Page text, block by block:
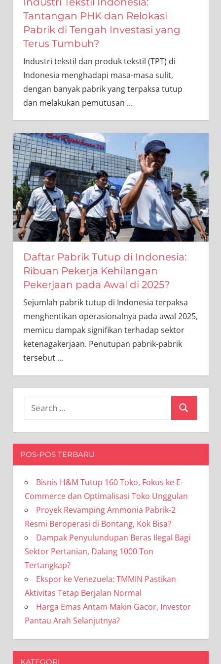
Tantangan PHK dan Relokasi
Pabrik di Tengah Investasi yang
Terus Tumbuh?
Industri tekstil dan produk tekstil (TPT) di
Indonesia menghadapi masa-masa sulit,
dengan banyak pabrik yang terpaksa tutup
dan melakukan pemutusan …
Daftar Pabrik Tutup di Indonesia:
Ribuan Pekerja Kehilangan
Pekerjaan pada Awal di 2025?
Sejumlah pabrik tutup di Indonesia terpaksa
menghentikan operasionalnya pada awal 2025,
memicu dampak signifikan terhadap sektor
ketenagakerjaan. Penutupan pabrik-pabrik
tersebut …
Search
POS-POS TERBARU
Bisnis H&M Tutup 160 Toko, Fokus ke E-
Commerce dan Optimalisasi Toko Unggulan
Proyek Revamping Ammonia Pabrik-2
Resmi Beroperasi di Bontang, Kok Bisa?
Dampak Penyulundupan Beras Ilegal Bagi
Sektor Pertanian, Dalang 1000 Ton
Tertangkap?
Ekspor ke Venezuela: TMMIN Pastikan
Aktivitas Tetap Berjalan Normal
Harga Emas Antam Makin Gacor, Investor
Pantau Arah Selanjutnya?
KATEGORI